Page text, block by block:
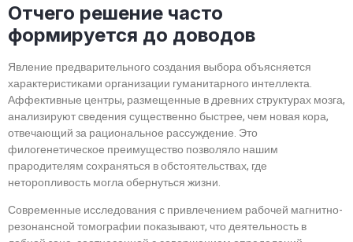
Отчего решение часто
формируется до доводов
Явление предварительного создания выбора объясняется
характеристиками организации гуманитарного интеллекта.
Аффективные центры, размещенные в древних структурах мозга,
анализируют сведения существенно быстрее, чем новая кора,
отвечающий за рациональное рассуждение. Это
филогенетическое преимущество позволяло нашим
прародителям сохраняться в обстоятельствах, где
неторопливость могла обернуться жизни.
Современные исследования с привлечением рабочей магнитно-
резонансной томографии показывают, что деятельность в